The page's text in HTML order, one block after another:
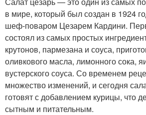
в мире, который был создан в 1924
шеф-поваром Цезарем Кардини.
состоял из самых простых
крутонов, пармезана и соуса,
оливкового масла, лимонного сока,
вустерского соуса. Со временем
множество изменений, и сегодня
готовят с добавлением курицы, что
сытным и питательным.